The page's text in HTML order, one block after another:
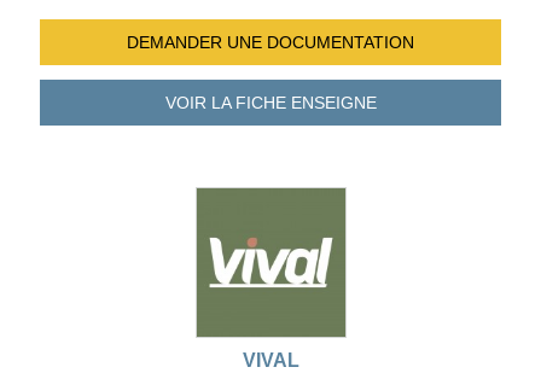
DEMANDER UNE DOCUMENTATION
VOIR LA FICHEENSEIGNE
VIVAL